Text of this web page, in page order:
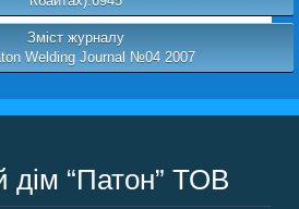
Зміст журналу
Welding Journal №04 2007
дім “Патон” ТОВ